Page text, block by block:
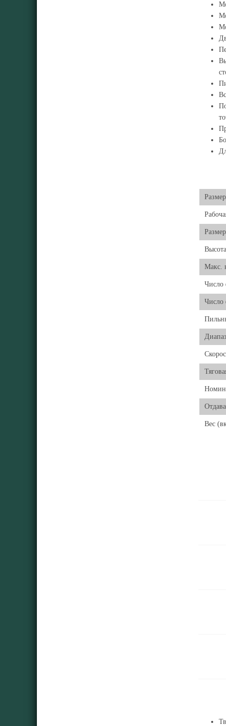
Макс.
Число
Число
Вес